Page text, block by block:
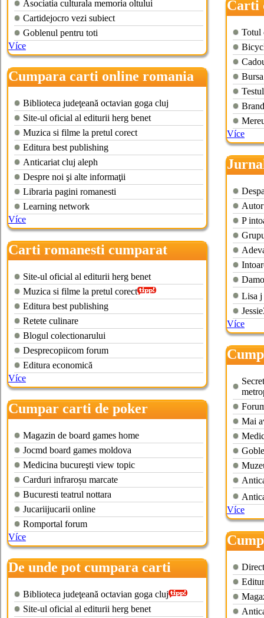
Asociatia culturala memoria oltului
Cartidejocro vezi subiect
Goblenul pentru toti
Více
Cumpara carti online romania
Biblioteca judeţeană octavian goga cluj
Site-ul oficial al editurii herg benet
Muzica si filme la pretul corect
Editura best publishing
Anticariat cluj aleph
Despre noi şi alte informaţii
Libraria pagini romanesti
Learning network
Více
Carti romanesti cumparat
online
Site-ul oficial al editurii herg benet
Muzica si filme la pretul corect
Editura best publishing
Retete culinare
Blogul colectionarului
Desprecopiicom forum
Editura economică
Více
Cumpar carti de poker
Magazin de board games home
Jocmd board games moldova
Medicina bucureşti view topic
Carduri infraroșu marcate
Bucuresti teatrul nottara
Jucariijucarii online
Romportal forum
Více
De unde pot cumpara carti
online
Biblioteca judeţeană octavian goga cluj
Site-ul oficial al editurii herg benet
Carti
Totul
Více
P
Lisa j
Více
Mai
Více